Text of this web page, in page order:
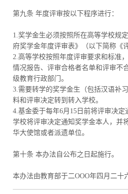
第九条 年度评审按以下程序进行：
1.奖学金生必须按照所在高等学校规
府奖学金年度评审表》（以下简称《
2.高等学校按照年度评审要求和标准
情况报告、评审合格者名单和评审不
级教育行政部门。
3.需要转学的奖学金生（包括汉语补
料和评审决定转到转入学校。
4.基金委于每年6月15日前将评审决
学校将评审决定通知奖学金本人，并
华大使馆或者派遗单位。
第十条 本办法自公布之日起施行。
本办法由教育部于二ΟΟΟ年四月二十